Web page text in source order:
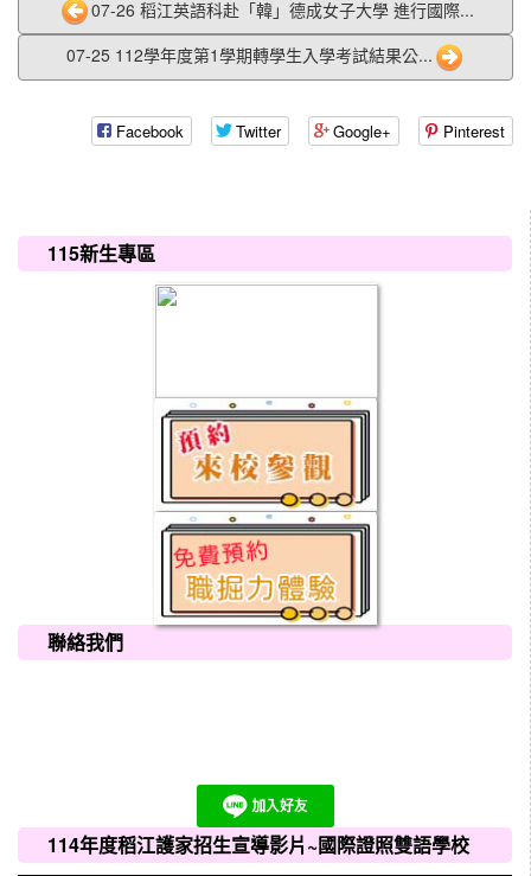
07-26 稻江英語科赴「韓」德成女子大學 進行國際...
07-25 112學年度第1學期轉學生入學考試結果公...
Facebook Twitter Google+ Pinterest
115新生專區
聯絡我們
114年度稻江護家招生宣導影片~國際證照雙語學校